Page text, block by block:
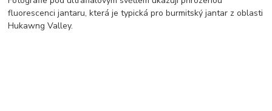
fluorescenci jantaru, která je typická pro burmitský jantar z oblasti
Hukawng Valley.